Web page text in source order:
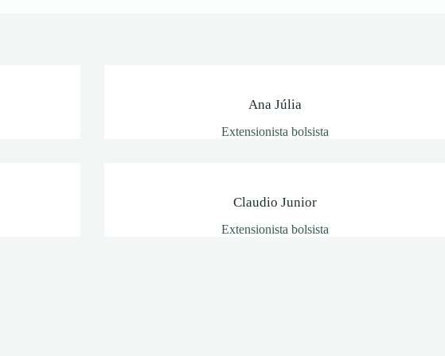
Ana Júlia
Extensionista bolsista
Claudio Junior
Extensionista bolsista